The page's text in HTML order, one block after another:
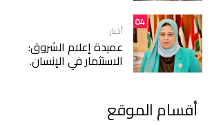
04
أخبار
عميدة إعلام الشروق:
الاستثمار في الإنسان.
أقسام الموقع